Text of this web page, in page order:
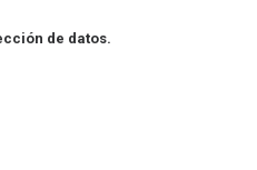
de datos.